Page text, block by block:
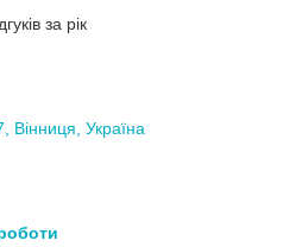
за рік
Вінниця, Україна